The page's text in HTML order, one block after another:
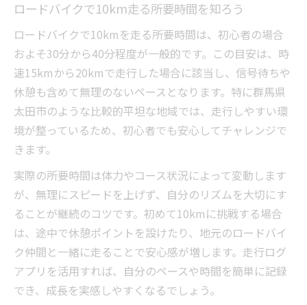
ロードバイクで10km走る所要時間を知ろう
ロードバイクで10kmを走る所要時間は、初心者の場合
およそ30分から40分程度が一般的です。この目安は、時
速15kmから20kmで走行した場合に該当し、信号待ちや
休憩も含めて無理のないペースとなります。特に群馬県
太田市のような比較的平坦な地域では、走行しやすい環
境が整っているため、初心者でも安心してチャレンジで
きます。
実際の所要時間は体力やコース状況によって変動します
が、無理にスピードを上げず、自分のリズムを大切にす
ることが継続のコツです。初めて10kmに挑戦する場合
は、途中で休憩ポイントを設けたり、地元のロードバイ
ク仲間と一緒に走ることで安心感が増します。走行ログ
アプリを活用すれば、自分のペースや時間を簡単に記録
でき、成長を実感しやすくなるでしょう。